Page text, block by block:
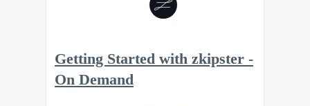
Getting Started with zkipster -
On Demand